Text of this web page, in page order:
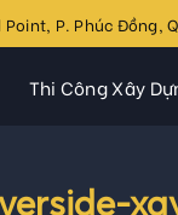
P. Phúc Đồng,
Thi Công Xây